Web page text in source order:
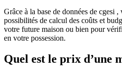
Grâce à la base de données de cgesi
possibilités de calcul des coûts et
votre future maison ou bien pour
en votre possession.
Quel est le prix d’une